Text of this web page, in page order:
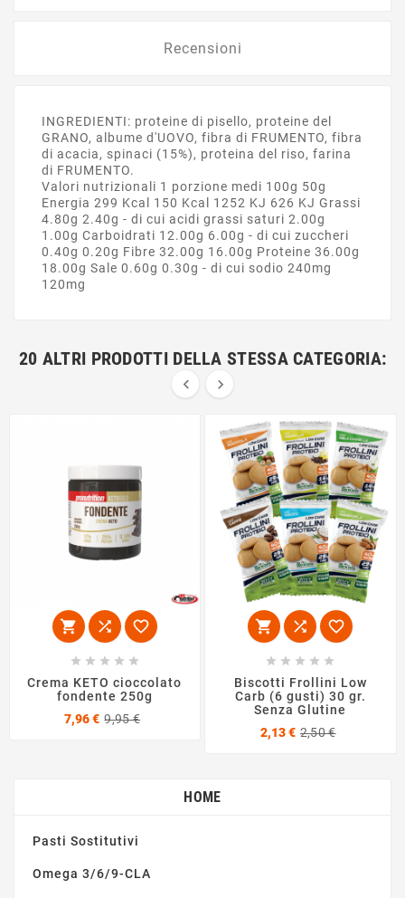
Recensioni
INGREDIENTI: proteine di pisello, proteine del
GRANO, albume d'UOVO, fibra di FRUMENTO, fibra
di acacia, spinaci (15%), proteina del riso, farina
di FRUMENTO.
Valori nutrizionali 1 porzione medi 100g 50g
Energia 299 Kcal 150 Kcal 1252 KJ 626 KJ Grassi
4.80g 2.40g - di cui acidi grassi saturi 2.00g
1.00g Carboidrati 12.00g 6.00g - di cui zuccheri
0.40g 0.20g Fibre 32.00g 16.00g Proteine 36.00g
18.00g Sale 0.60g 0.30g - di cui sodio 240mg
120mg
20 ALTRI PRODOTTI DELLA STESSA CATEGORIA:
 
  
    
Crema KETO cioccolato
fondente 250g
7,96 € 9,95 €
  
    
Biscotti Frollini Low
Carb (6 gusti) 30 gr.
Senza Glutine
2,13 € 2,50 €
HOME
Pasti Sostitutivi
Omega 3/6/9-CLA